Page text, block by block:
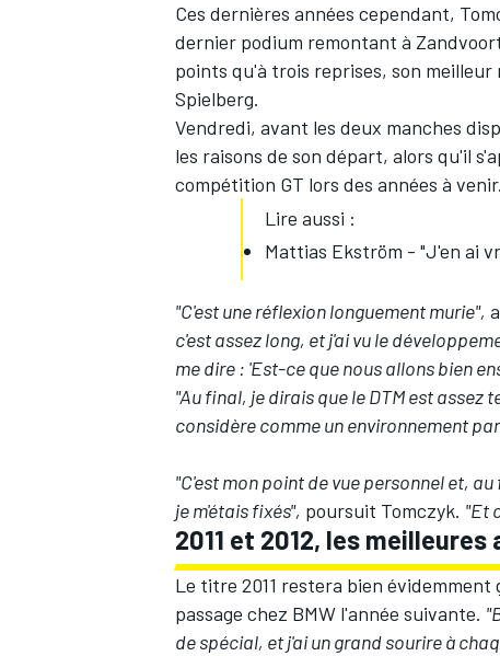
Ces dernières années cependant,
dernier podium remontant à
points qu'à trois reprises, son
Spielberg.
Vendredi, avant les deux manches
les raisons de son départ, alors qu'il
compétition GT lors des années à venir.
Lire aussi :
Mattias Ekström - "J'en ai
"C'est une réflexion longuement murie",
c'est assez long, et j'ai vu le
me dire : 'Est-ce que nous allons bien
"Au final, je dirais que le DTM est assez
considère comme un environnement
"C'est mon point de vue personnel et,
je m'étais fixés", poursuit Tomczyk. "Et
2011 et 2012, les meilleures
Le titre 2011 restera bien
passage chez BMW l'année suivante.
de spécial, et j'ai un grand sourire à